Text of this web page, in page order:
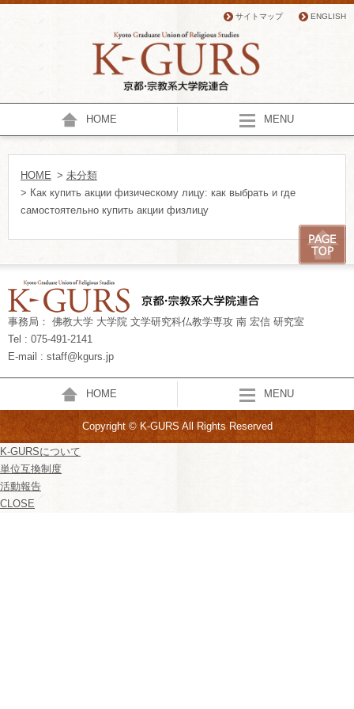
サイトマップ ENGLISH
HOME MENU
HOME > 未分類
> Как купить акции физическому лицу: как выбрать и где
самостоятельно купить акции физлицу
事務局： 佛教大学 大学院 文学研究科仏教学専攻 南 宏信 研究室
Tel : 075-491-2141
E-mail : staff@kgurs.jp
HOME MENU
Copyright © K-GURS All Rights Reserved
K-GURSについて
単位互換制度
活動報告
CLOSE